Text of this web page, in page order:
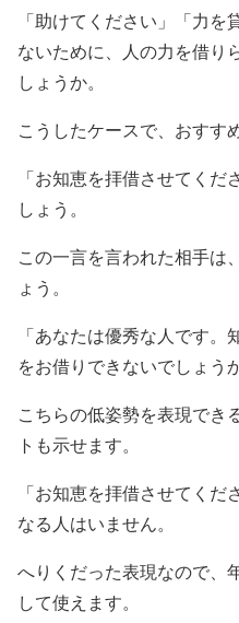
「助けてください」「力を
ないために、人の力を借り
しょうか。
こうしたケースで、おすす
「お知恵を拝借させてくだ
しょう。
この一言を言われた相手は
ょう。
「あなたは優秀な人です
をお借りできないでしょう
こちらの低姿勢を表現でき
トも示せます。
「お知恵を拝借させてくだ
なる人はいません。
へりくだった表現なので、
して使えます。